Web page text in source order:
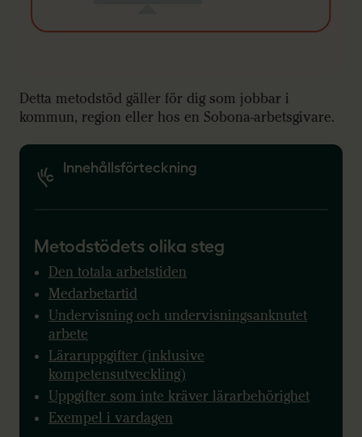
Detta metodstöd gäller för dig som jobbar i
kommun, region eller hos en Sobona-arbetsgivare.
Innehållsförteckning
Metodstödets olika steg
Den totala arbetstiden
Medarbetartid
Undervisning och undervisningsanknutet
arbete
Läraruppgifter (inklusive
kompetensutveckling)
Uppgifter som inte kräver lärarbehörighet
Exempel i vardagen